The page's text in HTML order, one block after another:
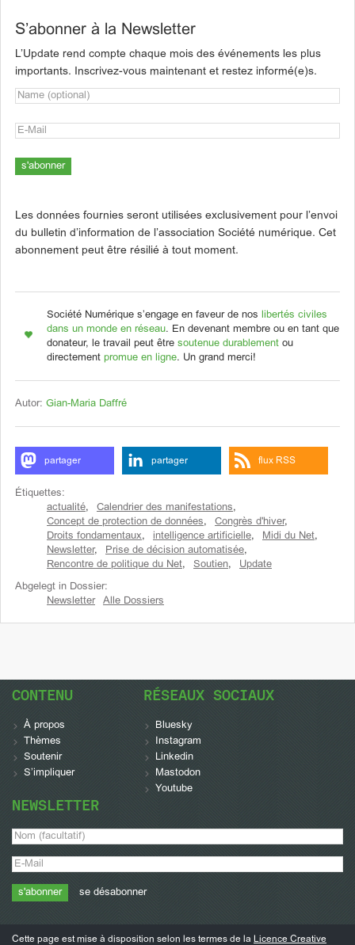
S’abonner à la Newsletter
L’Update rend compte chaque mois des événements les plus
importants. Inscrivez-vous maintenant et restez informé(e)s.
Les données fournies seront utilisées exclusivement pour l’envoi
du bulletin d’information de l’association Société numérique. Cet
abonnement peut être résilié à tout moment.
Société Numérique s’engage en faveur de nos
libertés civiles
dans un monde en réseau. En devenant membre ou en tant que
donateur, le travail peut être soutenue durablement ou
directement promue en ligne. Un grand merci!
Autor: Gian-Maria Daffré
partager partager flux RSS
Étiquettes:
actualité, Calendrier des manifestations,
Concept de protection de données, Congrès d'hiver,
Droits fondamentaux, intelligence artificielle, Midi du Net,
Newsletter, Prise de décision automatisée,
Rencontre de politique du Net, Soutien, Update
Abgelegt in Dossier:
Newsletter
Alle Dossiers
CONTENU
À propos
Thèmes
Soutenir
S’impliquer
RÉSEAUX SOCIAUX
Bluesky
Instagram
Linkedin
Mastodon
Youtube
NEWSLETTER
se désabonner
Cette page est mise à disposition selon les termes de la Licence Creative